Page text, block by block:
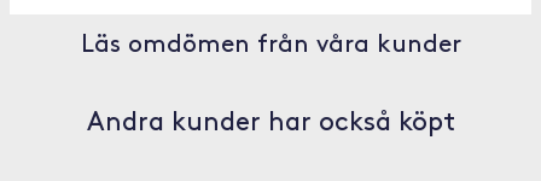
Läs omdömen från våra kunder
Andra kunder har också köpt